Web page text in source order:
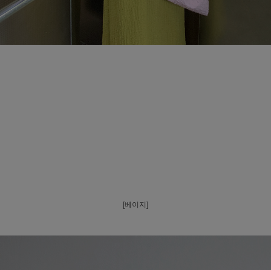
[베이지]